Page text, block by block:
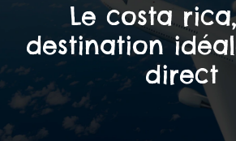
Le costa
destination
direct